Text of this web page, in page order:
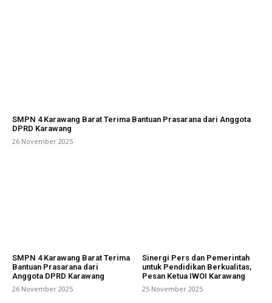
SMPN 4 Karawang Barat Terima Bantuan Prasarana dari Anggota
DPRD Karawang
26 November 2025
SMPN 4 Karawang Barat Terima
Bantuan Prasarana dari
Anggota DPRD Karawang
26 November 2025
Sinergi Pers dan Pemerintah
untuk Pendidikan Berkualitas,
Pesan Ketua IWOI Karawang
25 November 2025